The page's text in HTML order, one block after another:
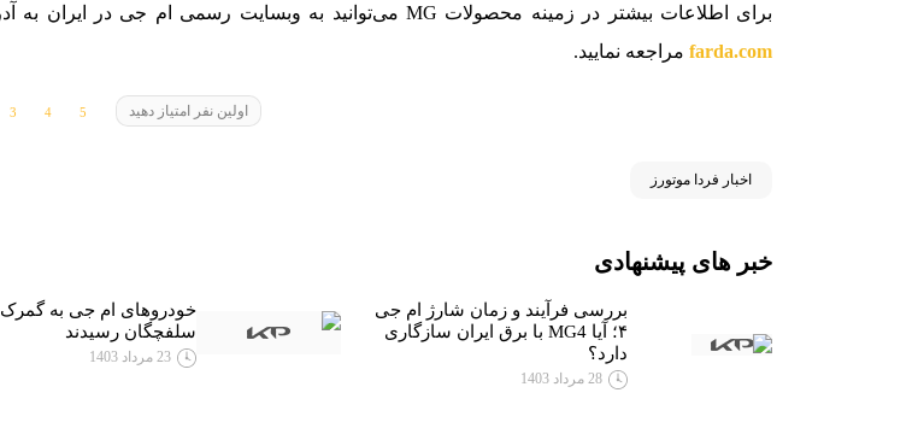
برای اطلاعات بیشتر در زمینه محصولات MG می‌توانید به وبسایت رسمی ام جی در ایران به آدرس
farda.comمراجعه نمایید.
اولین نفر امتیاز دهید
اخبار فردا موتورز
خبر های پیشنهادی
بررسی فرآیند و زمان شارژ ام جی
۴؛ آیا MG4 با برق ایران سازگاری
دارد؟
28 مرداد 1403
خودروهای ام جی به گمرک
سلفچگان رسیدند
23 مرداد 1403